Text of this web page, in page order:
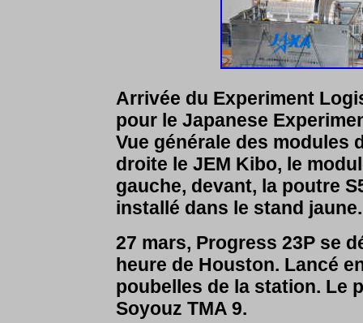
Arrivée du Experiment
pour le Japanese
Vue générale des modules
droite le JEM Kibo, le
gauche, devant, la poutre
installé dans le stand
27 mars, Progress 23P se
heure de Houston. Lancé
poubelles de la station. Le
Soyouz TMA 9.